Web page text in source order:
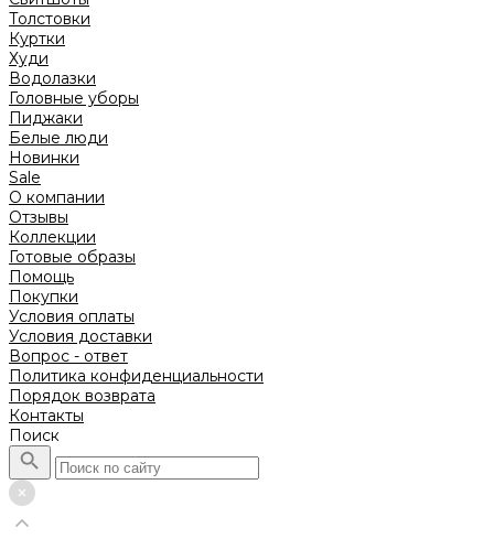
Толстовки
Куртки
Худи
Водолазки
Головные уборы
Пиджаки
Белые люди
Новинки
Sale
О компании
Отзывы
Коллекции
Готовые образы
Помощь
Покупки
Условия оплаты
Условия доставки
Вопрос - ответ
Политика конфиденциальности
Порядок возврата
Контакты
Поиск